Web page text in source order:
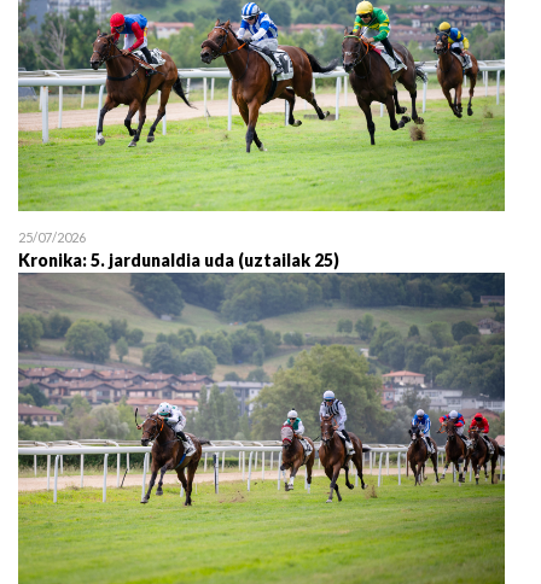
25/07/2026
Kronika: 5. jardunaldia uda (uztailak 25)